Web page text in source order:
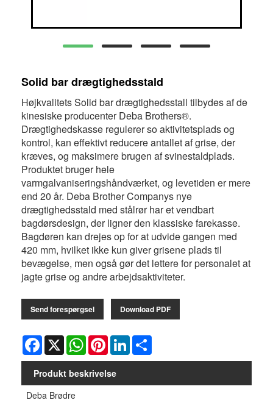
Solid bar drægtighedsstald
Højkvalitets Solid bar drægtighedsstall tilbydes af de
kinesiske producenter Deba Brothers®.
Drægtighedskasse regulerer so aktivitetsplads og
kontrol, kan effektivt reducere antallet af grise, der
kræves, og maksimere brugen af ​​svinestaldplads.
Produktet bruger hele
varmgalvaniseringshåndværket, og levetiden er mere
end 20 år. Deba Brother Companys nye
drægtighedsstald med stålrør har et vendbart
bagdørsdesign, der ligner den klassiske farekasse.
Bagdøren kan drejes op for at udvide gangen med
420 mm, hvilket ikke kun giver grisene plads til
bevægelse, men også gør det lettere for personalet at
jagte grise og andre arbejdsaktiviteter.
Send forespørgsel Download PDF
Facebook
X WhatsAppPinterestLinkedIn
Produkt beskrivelse
Deba Brødre